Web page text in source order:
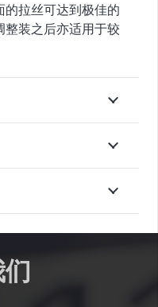
拉丝可达到极佳的
装之后亦适用于较